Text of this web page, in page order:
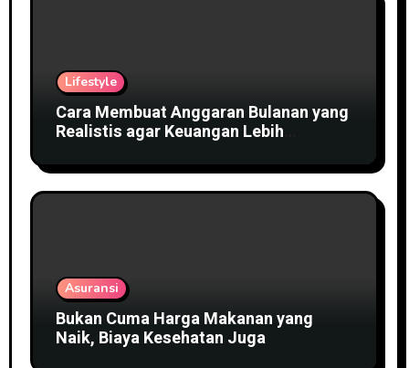
Lifestyle
Cara Membuat Anggaran Bulanan yang
Realistis agar Keuangan Lebih
Asuransi
Bukan Cuma Harga Makanan yang
Naik, Biaya Kesehatan Juga